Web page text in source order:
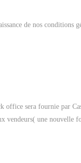
de nos conditions
sera fournie par
vendeurs( une